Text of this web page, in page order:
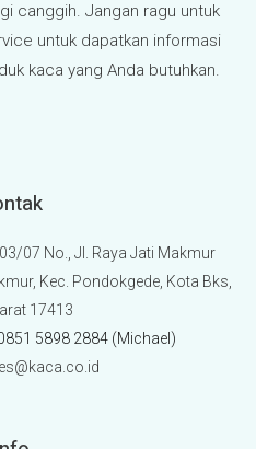
canggih. Jangan ragu untuk
untuk dapatkan informasi
kaca yang Anda butuhkan.
07 No., Jl. Raya Jati Makmur
Kec. Pondokgede, Kota Bks,
17413
5898 2884 (Michael)